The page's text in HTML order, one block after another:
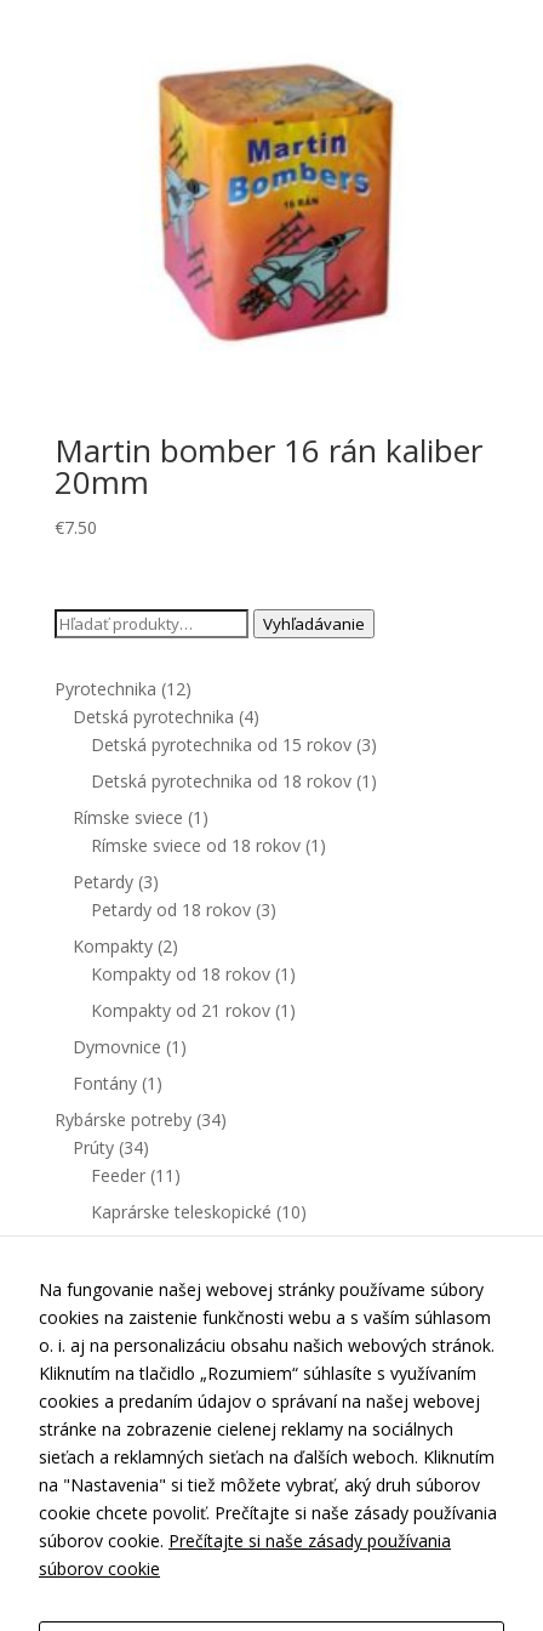
Martin bomber 16 rán kaliber
20mm
€7.50
Hľadať: Vyhľadávanie
Pyrotechnika (12)
Detská pyrotechnika (4)
Detská pyrotechnika od 15 rokov (3)
Detská pyrotechnika od 18 rokov (1)
Rímske sviece (1)
Rímske sviece od 18 rokov (1)
Petardy (3)
Petardy od 18 rokov (3)
Kompakty (2)
Kompakty od 18 rokov (1)
Kompakty od 21 rokov (1)
Dymovnice (1)
Fontány (1)
Rybárske potreby (34)
Prúty (34)
Feeder (11)
Kaprárske teleskopické (10)
Kontakt
Doprava a platba
Obchodné podmienky
Ochrana osobných údajov
Na fungovanie našej webovej stránky používame súbory
cookies na zaistenie funkčnosti webu a s vaším súhlasom
o. i. aj na personalizáciu obsahu našich webových stránok.
Kliknutím na tlačidlo „Rozumiem“ súhlasíte s využívaním
cookies a predaním údajov o správaní na našej webovej
stránke na zobrazenie cielenej reklamy na sociálnych
sieťach a reklamných sieťach na ďalších weboch. Kliknutím
na "Nastavenia" si tiež môžete vybrať, aký druh súborov
cookie chcete povoliť. Prečítajte si naše zásady používania
súborov cookie. Prečítajte si naše zásady používania
súborov cookie